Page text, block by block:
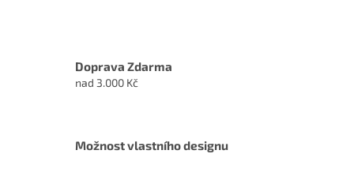
Doprava Zdarma
nad 3.000 Kč
Možnost vlastního designu